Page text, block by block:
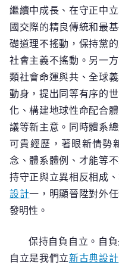
繼續中成長、在守正中
國交際的精良傳統和最
礎道理不搖動，保持黨
社會主義不搖動。另一
類社會命運與共、全球
動身，提出同等有序的
化、構建地球性命配合
議等新主意。同時體系
可貴經歷，著眼新情勢
念、體系體例、才能等
持守正與立異相反相成
設計一，明顯晉陞對外
發明性。
保持自負自立。自
自立是我們立新古典設計